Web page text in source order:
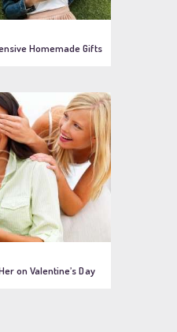
Homemade Gifts
on Valentine’s Day